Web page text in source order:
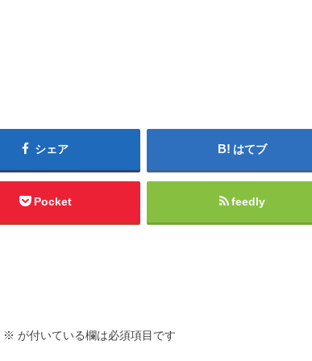
シェア はてブ
Pocket feedly
※ が付いている欄は必須項目です